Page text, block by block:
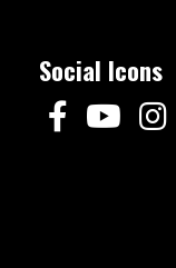
Social Icons